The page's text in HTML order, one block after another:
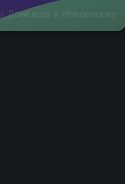
Донбасса и Новороссии